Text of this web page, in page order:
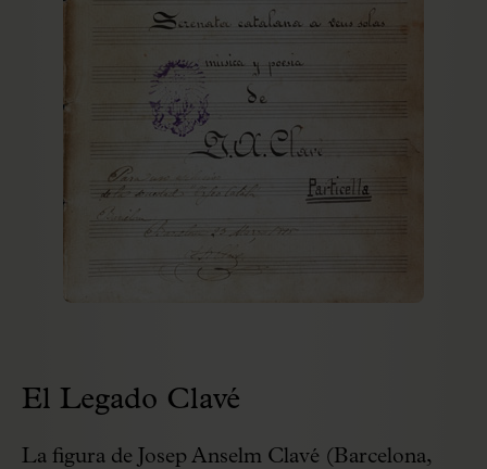
El Legado Clavé
La figura de Josep Anselm Clavé (Barcelona,